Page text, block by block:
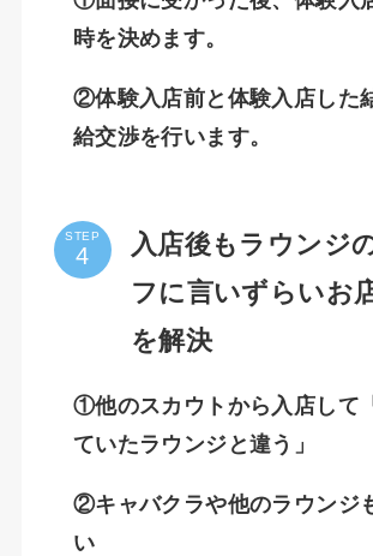
時を決めます。
②体験入店前と体験入店した
給交渉を行います。
STEP
入店後もラウンジ
フに言いずらいお
を解決
①他のスカウトから入店して
ていたラウンジと違う」
②キャバクラや他のラウンジ
い